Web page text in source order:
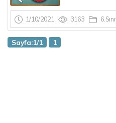
1/10/2021 3163
Sayfa:1/1 1